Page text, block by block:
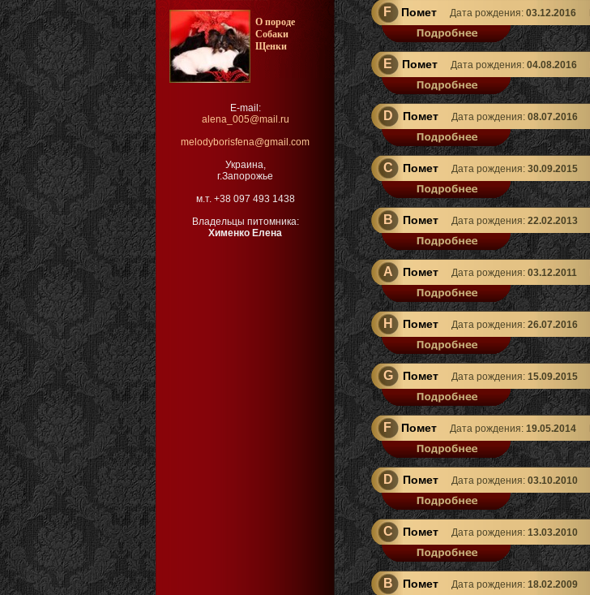
О породе
Собаки
Щенки
E-mail:
alena_005@mail.ru
melodyborisfena@gmail.com
Украина,
г.Запорожье
м.т. +38 097 493 1438
Владельцы питомника:
Хименко Елена
F Помет Дата рождения: 03.12.2016
E Помет Дата рождения: 04.08.2016
D Помет Дата рождения: 08.07.2016
C Помет Дата рождения: 30.09.2015
B Помет Дата рождения: 22.02.2013
A Помет Дата рождения: 03.12.2011
H Помет Дата рождения: 26.07.2016
GПомет Дата рождения: 15.09.2015
F Помет Дата рождения: 19.05.2014
D Помет Дата рождения: 03.10.2010
C Помет Дата рождения: 13.03.2010
B Помет Дата рождения: 18.02.2009